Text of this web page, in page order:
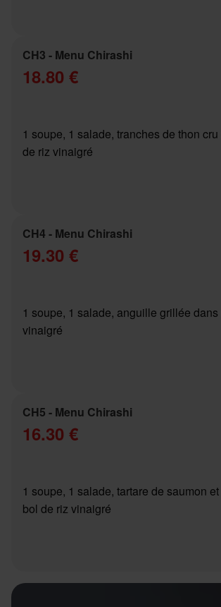
CH3 - Menu Chirashi
18.80 €
1 soupe, 1 salade, tranches de thon
de riz vinaigré
CH4 - Menu Chirashi
19.30 €
1 soupe, 1 salade, anguille grillée
vinaigré
CH5 - Menu Chirashi
16.30 €
1 soupe, 1 salade, tartare de saumon
bol de riz vinaigré